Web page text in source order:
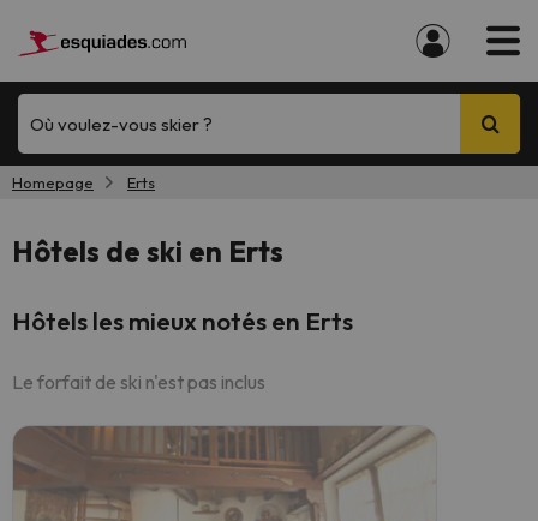
Où voulez-vous skier ?
Homepage Erts
Hôtels de ski en Erts
Hôtels les mieux notés en Erts
Le forfait de ski n'est pas inclus